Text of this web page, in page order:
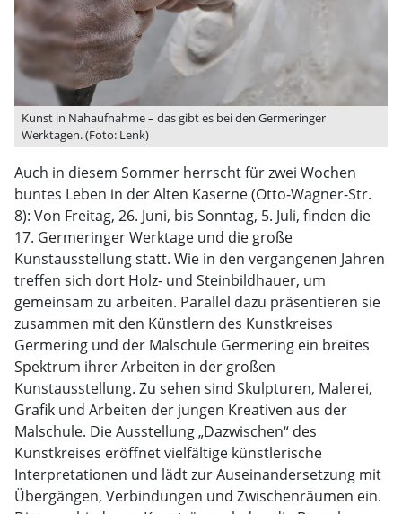
Kunst in Nahaufnahme – das gibt es bei den Germeringer
Werktagen. (Foto: Lenk)
Auch in diesem Sommer herrscht für zwei Wochen
buntes Leben in der Alten Kaserne (Otto-Wagner-Str.
8): Von Freitag, 26. Juni, bis Sonntag, 5. Juli, finden die
17. Germeringer Werktage und die große
Kunstausstellung statt. Wie in den vergangenen Jahren
treffen sich dort Holz- und Steinbildhauer, um
gemeinsam zu arbeiten. Parallel dazu präsentieren sie
zusammen mit den Künstlern des Kunstkreises
Germering und der Malschule Germering ein breites
Spektrum ihrer Arbeiten in der großen
Kunstausstellung. Zu sehen sind Skulpturen, Malerei,
Grafik und Arbeiten der jungen Kreativen aus der
Malschule. Die Ausstellung „Dazwischen“ des
Kunstkreises eröffnet vielfältige künstlerische
Interpretationen und lädt zur Auseinandersetzung mit
Übergängen, Verbindungen und Zwischenräumen ein.